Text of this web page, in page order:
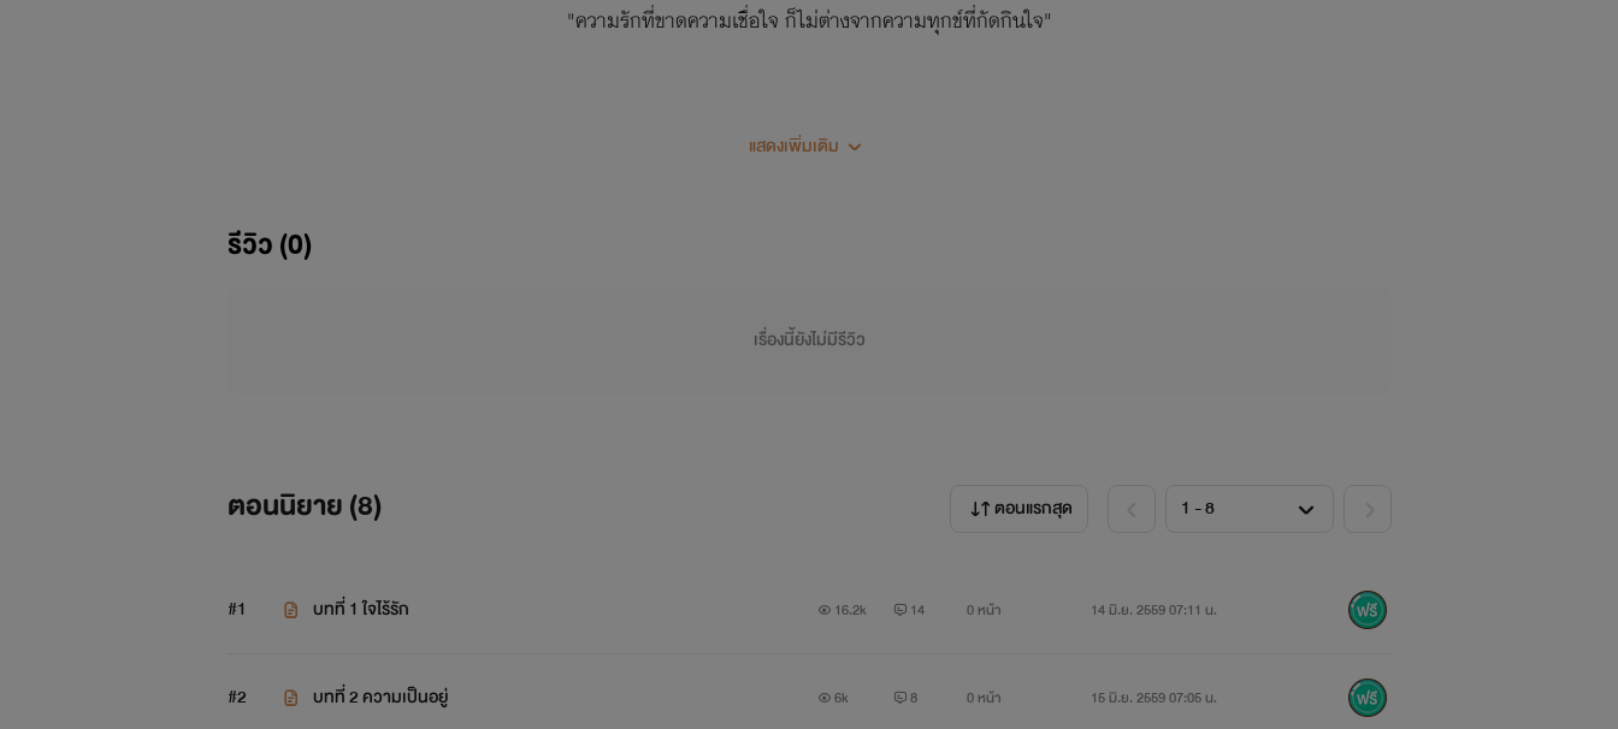
"ความรักที่ขาดความเชื่อใจ ก็ไม่ต่างจากความทุกข์ที่กัดกินใจ"
เลโอ VS ลูกพีช
"ผมกลับมาขอโทษ ... ฮึกก ผมขอโทษครับ"
"ฮึก .. ฮึกก ผมไม่มีคนอื่นนอกจากพี่นะครับ"
แสดงเพิ่มเติม
รีวิว (0)
เรื่องนี้ยังไม่มีรีวิว
ตอนนิยาย (8) ตอนแรกสุด
#1 บทที่ 1 ใจไร้รัก 16.2k 14 0 หน้า 14 มิ.ย. 2559 07:11 น.
#2 บทที่ 2 ความเป็นอยู่ 6k 8 0 หน้า 15 มิ.ย. 2559 07:05 น.